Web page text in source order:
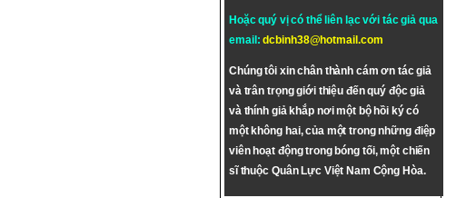
Hoặc quý vị có thể liên lạc với tác giả qua
email:dcbinh38@hotmail.com
Chúng tôi xin chân thành cám ơn tác giả
và trân trọng giới thiệu đến quý độc giả
và thính giả khắp nơi một bộ hồi ký có
một không hai, của một trong những điệp
viên hoạt động trong bóng tối, một chiến
sĩ thuộc Quân Lực Việt Nam Cộng Hòa.